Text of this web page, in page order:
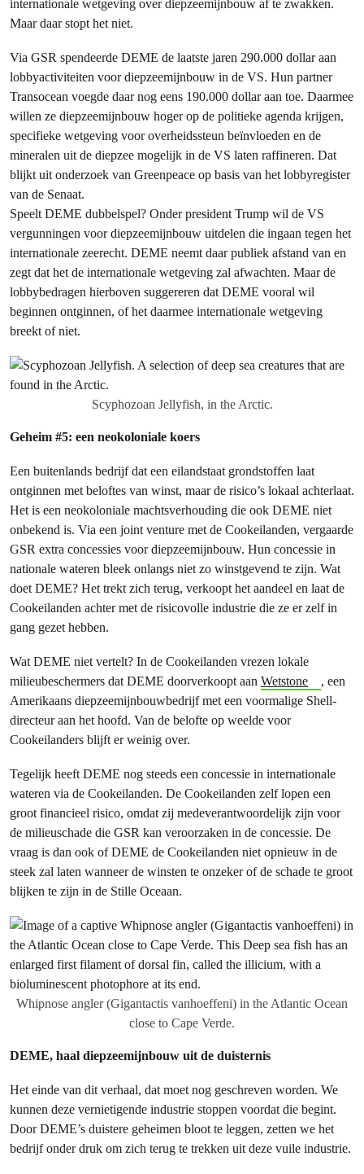
internationale wetgeving over diepzeemijnbouw af te zwakken.
Maar daar stopt het niet.
Via GSR spendeerde DEME de laatste jaren 290.000 dollar aan
lobbyactiviteiten voor diepzeemijnbouw in de VS. Hun partner
Transocean voegde daar nog eens 190.000 dollar aan toe. Daarmee
willen ze diepzeemijnbouw hoger op de politieke agenda krijgen,
specifieke wetgeving voor overheidssteun beïnvloeden en de
mineralen uit de diepzee mogelijk in de VS laten raffineren. Dat
blijkt uit onderzoek van Greenpeace op basis van het lobbyregister
van de Senaat.
Speelt DEME dubbelspel? Onder president Trump wil de VS
vergunningen voor diepzeemijnbouw uitdelen die ingaan tegen het
internationale zeerecht. DEME neemt daar publiek afstand van en
zegt dat het de internationale wetgeving zal afwachten. Maar de
lobbybedragen hierboven suggereren dat DEME vooral wil
beginnen ontginnen, of het daarmee internationale wetgeving
breekt of niet.
Scyphozoan Jellyfish, in the Arctic.
Geheim #5: een neokoloniale koers
Een buitenlands bedrijf dat een eilandstaat grondstoffen laat
ontginnen met beloftes van winst, maar de risico’s lokaal achterlaat.
Het is een neokoloniale machtsverhouding die ook DEME niet
onbekend is. Via een joint venture met de Cookeilanden, vergaarde
GSR extra concessies voor diepzeemijnbouw. Hun concessie in
nationale wateren bleek onlangs niet zo winstgevend te zijn. Wat
doet DEME? Het trekt zich terug, verkoopt het aandeel en laat de
Cookeilanden achter met de risicovolle industrie die ze er zelf in
gang gezet hebben.
Wat DEME niet vertelt? In de Cookeilanden vrezen lokale
milieubeschermers dat DEME doorverkoopt aan Wetstone
, een
Amerikaans diepzeemijnbouwbedrijf met een voormalige Shell-
directeur aan het hoofd. Van de belofte op weelde voor
Cookeilanders blijft er weinig over.
Tegelijk heeft DEME nog steeds een concessie in internationale
wateren via de Cookeilanden. De Cookeilanden zelf lopen een
groot financieel risico, omdat zij medeverantwoordelijk zijn voor
de milieuschade die GSR kan veroorzaken in de concessie. De
vraag is dan ook of DEME de Cookeilanden niet opnieuw in de
steek zal laten wanneer de winsten te onzeker of de schade te groot
blijken te zijn in de Stille Oceaan.
Whipnose angler (Gigantactis vanhoeffeni) in the Atlantic Ocean
close to Cape Verde.
DEME, haal diepzeemijnbouw uit de duisternis
Het einde van dit verhaal, dat moet nog geschreven worden. We
kunnen deze vernietigende industrie stoppen voordat die begint.
Door DEME’s duistere geheimen bloot te leggen, zetten we het
bedrijf onder druk om zich terug te trekken uit deze vuile industrie.